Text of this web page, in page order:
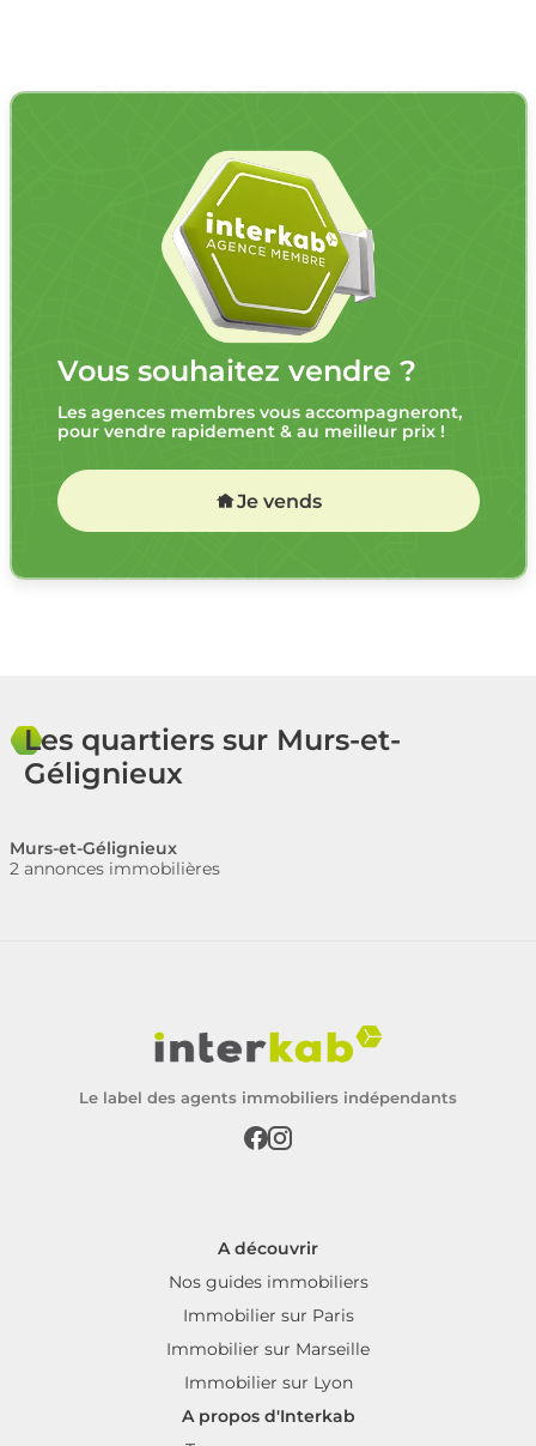
Vous souhaitez vendre ?
Les agences membres vous accompagneront,
pour vendre rapidement & au meilleur prix !
Je vends
Les quartiers sur Murs-et-
Gélignieux
Murs-et-Gélignieux
2 annonces immobilières
Le label des agents immobiliers indépendants
A découvrir
Nos guides immobiliers
Immobilier sur Paris
Immobilier sur Marseille
Immobilier sur Lyon
A propos d'Interkab